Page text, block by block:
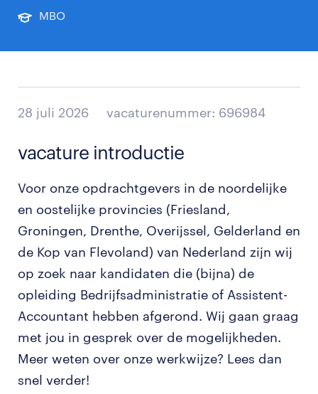
MBO
28 juli 2026 vacaturenummer: 696984
vacature introductie
Voor onze opdrachtgevers in de noordelijke
en oostelijke provincies (Friesland,
Groningen, Drenthe, Overijssel, Gelderland en
de Kop van Flevoland) van Nederland zijn wij
op zoek naar kandidaten die (bijna) de
opleiding Bedrijfsadministratie of Assistent-
Accountant hebben afgerond. Wij gaan graag
met jou in gesprek over de mogelijkheden.
Meer weten over onze werkwijze? Lees dan
snel verder!